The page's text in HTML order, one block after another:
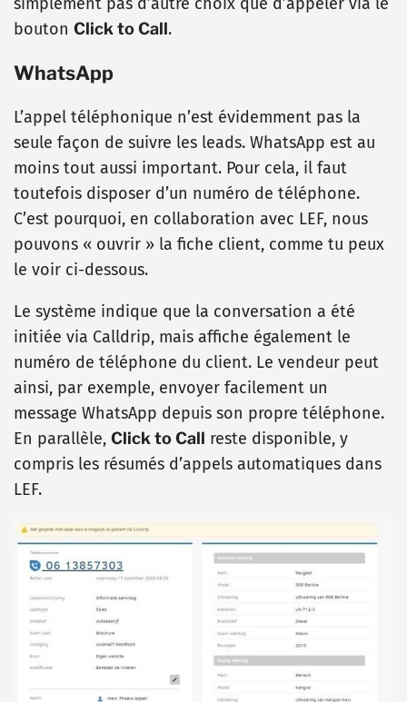
bouton Click to Call.
WhatsApp
L’appel téléphonique n’est évidemment pas la
seule façon de suivre les leads. WhatsApp est au
moins tout aussi important. Pour cela, il faut
toutefois disposer d’un numéro de téléphone.
C’est pourquoi, en collaboration avec LEF, nous
pouvons « ouvrir » la fiche client, comme tu peux
le voir ci-dessous.
Le système indique que la conversation a été
initiée via Calldrip, mais affiche également le
numéro de téléphone du client. Le vendeur peut
ainsi, par exemple, envoyer facilement un
message WhatsApp depuis son propre téléphone.
En parallèle, Click to Call reste disponible, y
compris les résumés d’appels automatiques dans
LEF.